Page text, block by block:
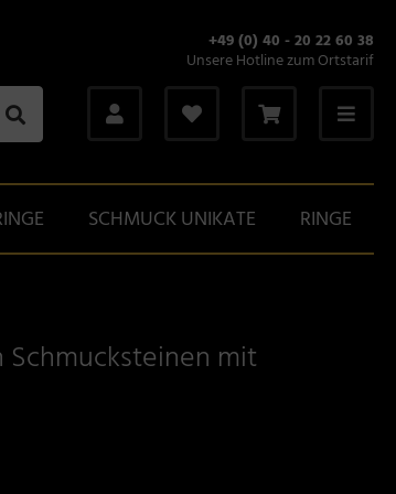
+49 (0) 40 - 20 22 60 38
Unsere Hotline zum Ortstarif
SCHMUCK UNIKATE RINGE
Schmucksteinen mit